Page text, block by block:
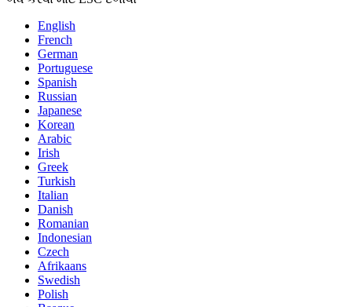
English
French
German
Portuguese
Spanish
Russian
Japanese
Korean
Arabic
Irish
Greek
Turkish
Italian
Danish
Romanian
Indonesian
Czech
Afrikaans
Swedish
Polish